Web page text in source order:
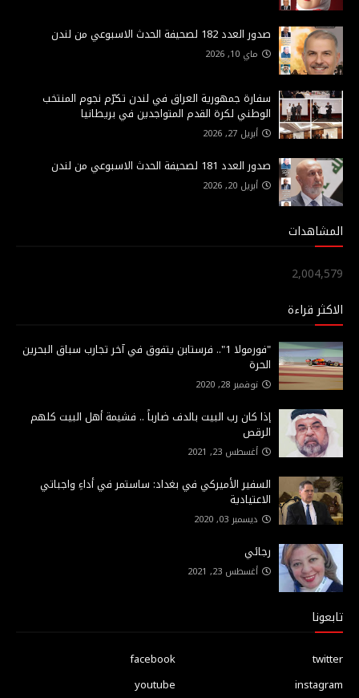
صدور العدد 182 لصحيفة الحدث الاسبوعي من لندن
ماي 10, 2026
سفارة جمهورية العراق في لندن تكرّم نجوم المنتخب
الوطني لكرة القدم المتواجدين في بريطانيا
أبريل 27, 2026
صدور العدد 181 لصحيفة الحدث الاسبوعي من لندن
أبريل 20, 2026
المشاهدات
2,004,579
الاكثر قراءة
"فورمولا 1".. فرستابن يتفوق في آخر تجارب سباق البحرين
الحرة
نوفمبر 28, 2020
إذا كان رب البيت بالدف ضارباً .. فشيمة أهل البيت كلهم
الرقص
أغسطس 23, 2021
السفير الأميركي في بغداد: ساستمر في أداءِ واجباتي
الاعتيادية
ديسمبر 03, 2020
رجائي
أغسطس 23, 2021
تابعونا
facebook
twitter
youtube
instagram